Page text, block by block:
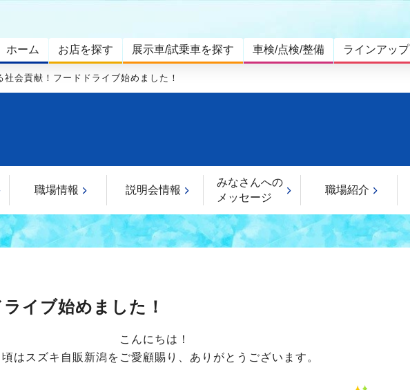
ホーム お店を探す 展示車/試乗車を探す 車検/点検/整備 ラインアップ
社会貢献！フードドライブ始めました！
職場情報 説明会情報
みなさんへの
メッセージ
職場紹介
イブ始めました！
こんにちは！
はスズキ自販新潟をご愛顧賜り、ありがとうございます。